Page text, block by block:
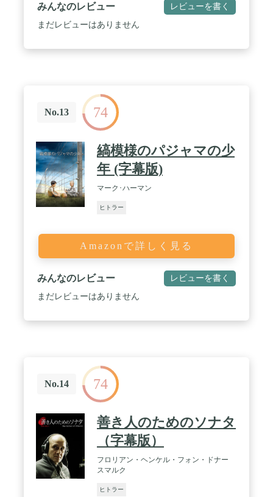
みんなのレビュー レビューを書く
まだレビューはありません
No.13 74
縞模様のパジャマの少
年 (字幕版)
マーク･ハーマン
ヒトラー
Amazonで詳しく見る
みんなのレビュー レビューを書く
まだレビューはありません
No.14 74
善き人のためのソナタ
（字幕版）
フロリアン・ヘンケル・フォン・ドナー
スマルク
ヒトラー